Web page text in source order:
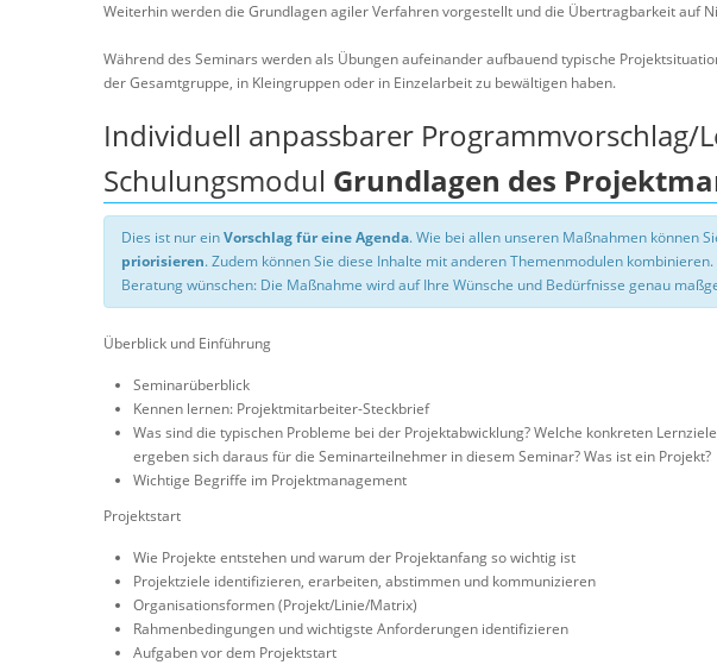
Weiterhin werden die Grundlagen agiler Verfahren vorgestellt und die Übertragbarkeit auf
Während des Seminars werden als Übungen aufeinander aufbauend typische
der Gesamtgruppe, in Kleingruppen oder in Einzelarbeit zu bewältigen haben.
Individuell anpassbarer Programmvorschlag/
Schulungsmodul Grundlagen des
Dies ist nur einVorschlag für eine Agenda. Wie bei allen unseren Maßnahmen können
priorisieren. Zudem können Sie diese Inhalte mit anderen Themenmodulen
Beratung wünschen: Die Maßnahme wird auf Ihre Wünsche und Bedürfnisse genau
Überblick und Einführung
Seminarüberblick
Kennen lernen: Projektmitarbeiter-Steckbrief
Was sind die typischen Probleme bei der Projektabwicklung? Welche konkreten Lernziele
ergeben sich daraus für die Seminarteilnehmer in diesem Seminar? Was ist ein Projekt?
Wichtige Begriffe im Projektmanagement
Projektstart
Wie Projekte entstehen und warum der Projektanfang so wichtig ist
Projektziele identifizieren, erarbeiten, abstimmen und kommunizieren
Organisationsformen (Projekt/Linie/Matrix)
Rahmenbedingungen und wichtigste Anforderungen identifizieren
Aufgaben vor dem Projektstart